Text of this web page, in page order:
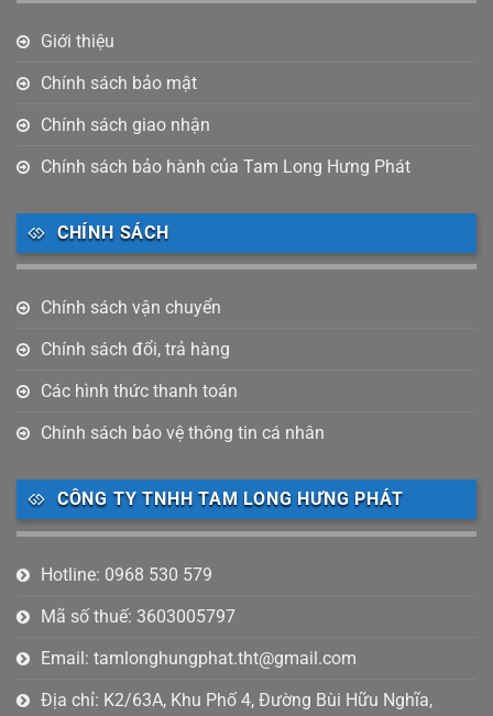
Giới thiệu
Chính sách bảo mật
Chính sách giao nhận
Chính sách bảo hành của Tam Long Hưng Phát
CHÍNH SÁCH
Chính sách vận chuyển
Chính sách đổi, trả hàng
Các hình thức thanh toán
Chính sách bảo vệ thông tin cá nhân
CÔNG TY TNHH TAM LONG HƯNG PHÁT
Hotline: 0968 530 579
Mã số thuế: 3603005797
Email: tamlonghungphat.tht@gmail.com
Địa chỉ: K2/63A, Khu Phố 4, Đường Bùi Hữu Nghĩa,